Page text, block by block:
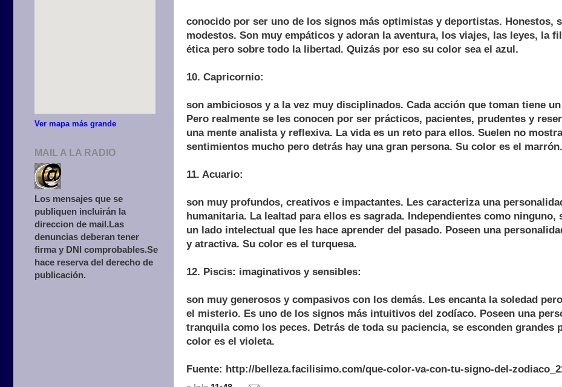
conocido por ser uno de los signos más optimistas y deportistas. Honestos,
modestos. Son muy empáticos y adoran la aventura, los viajes, las leyes, la
ética pero sobre todo la libertad. Quizás por eso su color sea el azul.
10. Capricornio:
son ambiciosos y a la vez muy disciplinados. Cada acción que toman tiene
Pero realmente se les conocen por ser prácticos, pacientes, prudentes y
una mente analista y reflexiva. La vida es un reto para ellos. Suelen no
sentimientos mucho pero detrás hay una gran persona. Su color es el marrón.
11. Acuario:
son muy profundos, creativos e impactantes. Les caracteriza una
humanitaria. La lealtad para ellos es sagrada. Independientes como ninguno,
un lado intelectual que les hace aprender del pasado. Poseen una
y atractiva. Su color es el turquesa.
12. Piscis: imaginativos y sensibles:
son muy generosos y compasivos con los demás. Les encanta la soledad
el misterio. Es uno de los signos más intuitivos del zodíaco. Poseen una
tranquila como los peces. Detrás de toda su paciencia, se esconden grandes
color es el violeta.
Fuente: http://belleza.facilisimo.com/que-color-va-con-tu-signo-del-
Ver mapa más grande
MAIL A LA RADIO
Los mensajes que se
publiquen incluirán la
direccion de mail.Las
denuncias deberan tener
firma y DNI comprobables.Se
hace reserva del derecho de
publicación.